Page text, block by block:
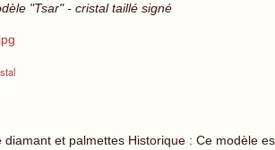
"Tsar" - cristal taillé signé
diamant et palmettes Historique : Ce modèle